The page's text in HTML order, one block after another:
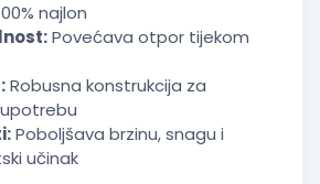
najlon
Povećava otpor tijekom
Robusna konstrukcija za
Poboljšava brzinu, snagu i
učinak